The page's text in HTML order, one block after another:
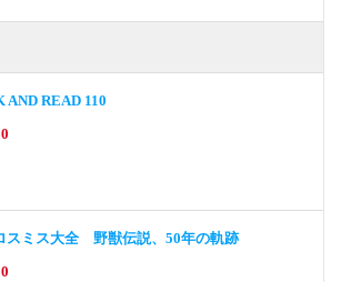
AND READ 110
スミス大全 野獣伝説、50年の軌跡